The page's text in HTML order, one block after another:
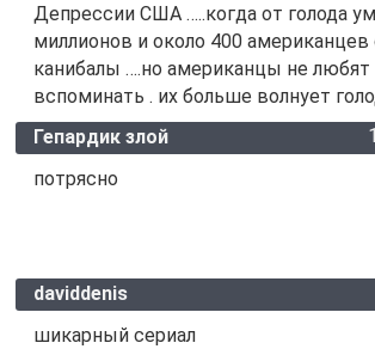
Депрессии США …..когда от голода
миллионов и около 400
канибалы ….но американцы не
вспоминать . их больше волнует
Гепардик злой
потрясно
daviddenis
шикарный сериал